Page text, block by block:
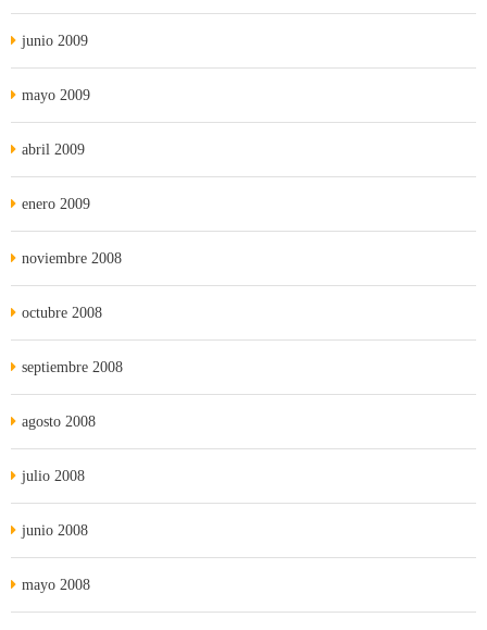
junio 2009
mayo 2009
abril 2009
enero 2009
noviembre 2008
octubre 2008
septiembre 2008
agosto 2008
julio 2008
junio 2008
mayo 2008